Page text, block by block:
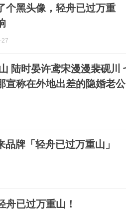
个黑头像，轻舟已过万重
27
宣称在外地出差的隐婚老公
品牌「轻舟已过万重山」
舟已过万重山！